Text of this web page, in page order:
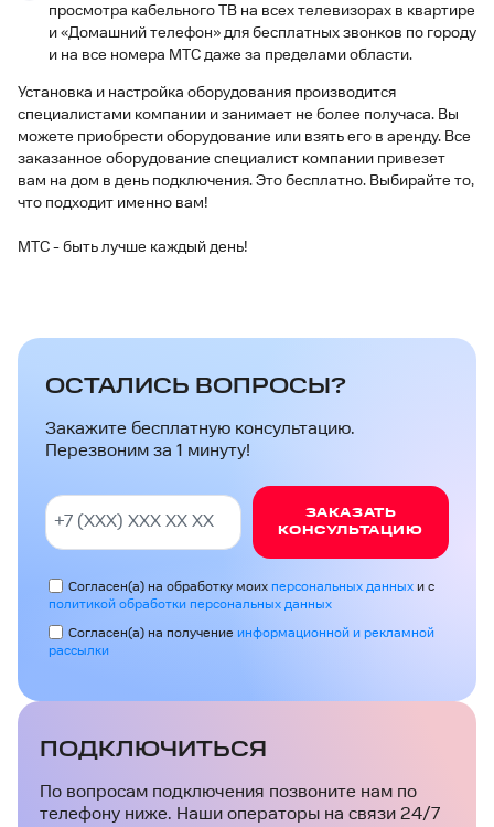
просмотра кабельного ТВ на всех телевизорах в квартире
и «Домашний телефон» для бесплатных звонков по городу
и на все номера МТС даже за пределами области.
Установка и настройка оборудования производится
специалистами компании и занимает не более получаса. Вы
можете приобрести оборудование или взять его в аренду. Все
заказанное оборудование специалист компании привезет
вам на дом в день подключения. Это бесплатно. Выбирайте то,
что подходит именно вам!
МТС - быть лучше каждый день!
ОСТАЛИСЬ ВОПРОСЫ?
Закажите бесплатную консультацию.
Перезвоним за 1 минуту!
ЗАКАЗАТЬ
КОНСУЛЬТАЦИЮ
Согласен(а) на обработку моих персональных данных и с
политикой обработки персональных данных
Согласен(а) на получение информационной и рекламной
рассылки
ПОДКЛЮЧИТЬСЯ
По вопросам подключения позвоните нам по
телефону ниже. Наши операторы на связи 24/7